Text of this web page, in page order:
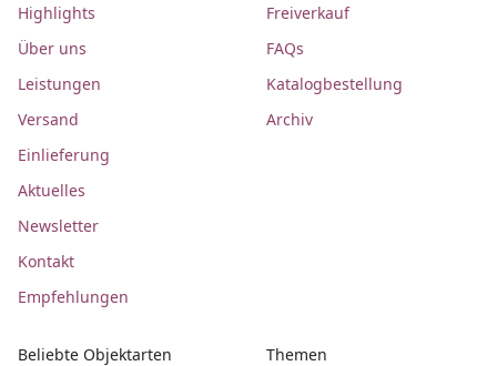
Highlights
Über uns
Leistungen
Versand
Einlieferung
Aktuelles
Newsletter
Kontakt
Empfehlungen
Freiverkauf
FAQs
Katalogbestellung
Archiv
Beliebte Objektarten
Themen